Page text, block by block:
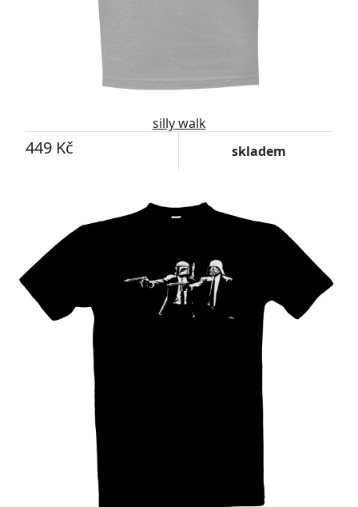
silly walk
449 Kč skladem